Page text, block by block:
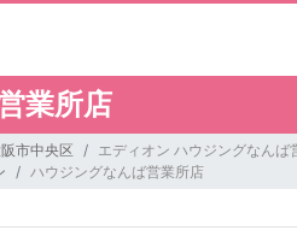
業所店
市中央区
エディオン ハウジングなんば
ハウジングなんば営業所店